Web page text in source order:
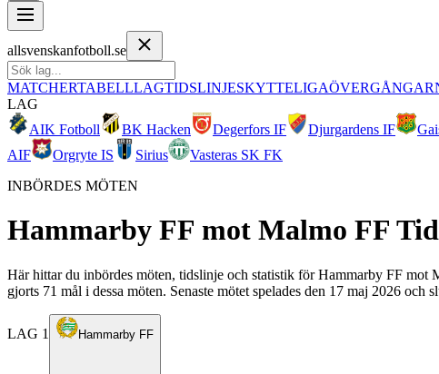
allsvenskanfotboll.se
MATCHERTABELLLAGTIDSLINJESKYTTELIGAÖVERGÅNGAR
LAG
AIK Fotboll
BK Hacken Degerfors IF Djurgardens IF
AIF
Orgryte IS Sirius
Vasteras SK FK
INBÖRDES MÖTEN
Hammarby FF mot Malmo FF
Här hittar du inbördes möten, tidslinje och statistik för Hammarby FF
gjorts 71 mål i dessa möten. Senaste mötet spelades den 17 maj 2026 och
LAG 1 Hammarby FF